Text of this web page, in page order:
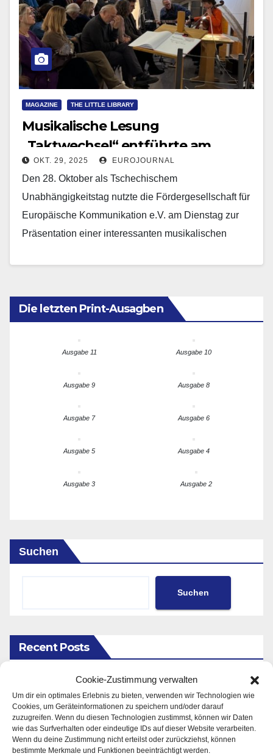
Cookie-Zustimmung verwalten
Um dir ein optimales Erlebnis zu bieten, verwenden wir Technologien wie
Cookies, um Geräteinformationen zu speichern und/oder darauf
zuzugreifen. Wenn du diesen Technologien zustimmst, können wir Daten
wie das Surfverhalten oder eindeutige IDs auf dieser Website verarbeiten.
Wenn du deine Zustimmung nicht erteilst oder zurückziehst, können
bestimmte Merkmale und Funktionen beeinträchtigt werden.
MAGAZINE THE LITTLE LIBRARY
Musikalische Lesung
„Taktwechsel“ entführte am
Tschechischen
Unabhängigkeitstag in die jüngere
deutsch-tschechische Geschichte
OKT. 29, 2025 EUROJOURNAL
Den 28. Oktober als Tschechischem
Unabhängigkeitstag nutzte die Fördergesellschaft für
Europäische Kommunikation e.V. am Dienstag zur
Präsentation einer interessanten musikalischen
Die letzten Print-Ausagben
Ausgabe 11 Ausgabe 10
Ausgabe 9 Ausgabe 8
Ausgabe 7 Ausgabe 6
Ausgabe 5 Ausgabe 4
Ausgabe 3 Ausgabe 2
Suchen
Suchen
Recent Posts
Verkehrsknoten, den andere erst planen
Frankfurt und Hessen gewinnen deutlich an
Attraktivität für Startup-Gründungen